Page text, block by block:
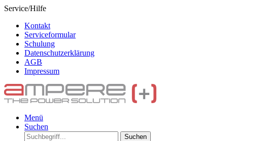
Service/Hilfe
Kontakt
Serviceformular
Schulung
Datenschutzerklärung
AGB
Impressum
Menü
Suchen
Suchen